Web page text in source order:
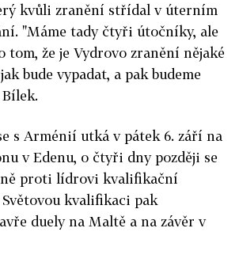
kvůli zranění střídal v úterním
"Máme tady čtyři útočníky, ale
tom, že je Vydrovo zranění nějaké
bude vypadat, a pak budeme
s Arménií utká v pátek 6. září na
v Edenu, o čtyři dny později se
proti lídrovi kvalifikační
kvalifikaci pak
duely na Maltě a na závěr v